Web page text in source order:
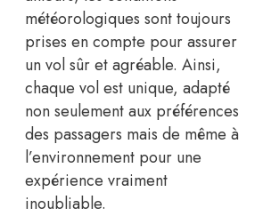
météorologiques sont toujours
prises en compte pour assurer
un vol sûr et agréable. Ainsi,
chaque vol est unique, adapté
non seulement aux préférences
des passagers mais de même à
l’environnement pour une
expérience vraiment
inoubliable.